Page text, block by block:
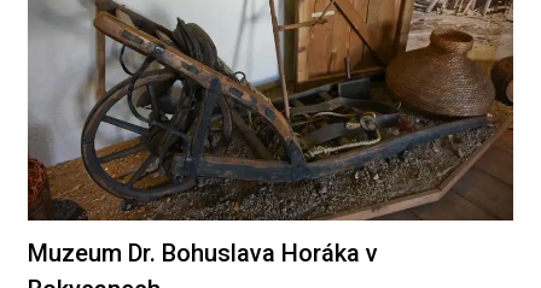
Muzeum Dr. Bohuslava Horáka v